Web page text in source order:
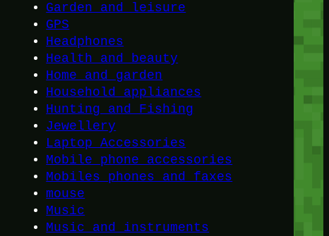
Garden and leisure
GPS
Headphones
Health and beauty
Home and garden
Household appliances
Hunting and Fishing
Jewellery
Laptop Accessories
Mobile phone accessories
Mobiles phones and faxes
mouse
Music
Music and instruments